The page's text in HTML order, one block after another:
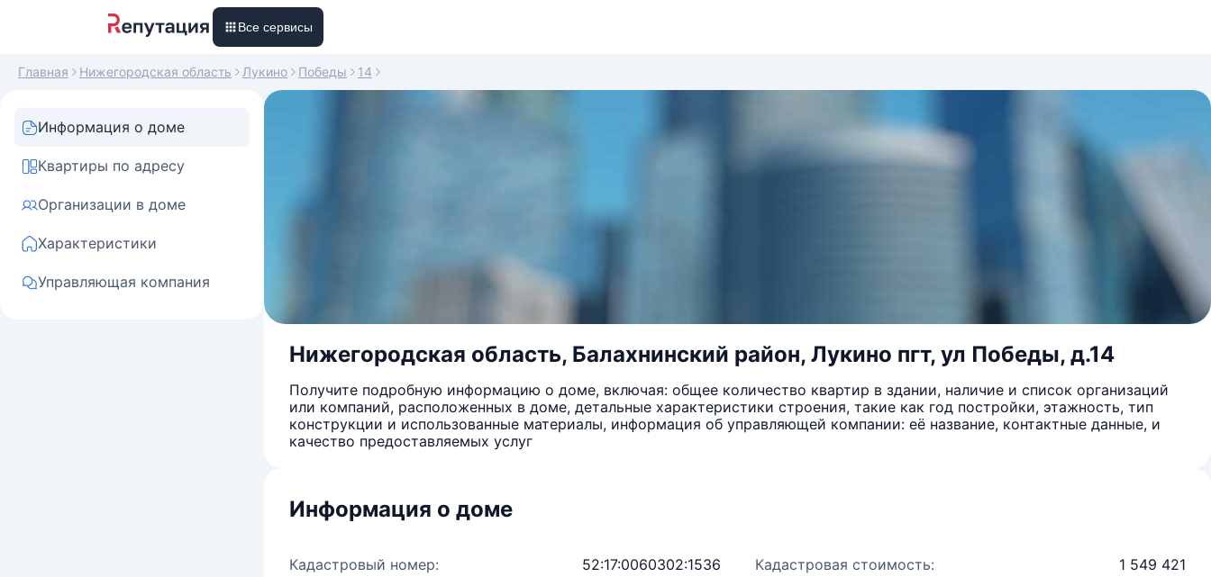
Все сервисы
Главная Нижегородская область Лукино Победы 14
Информация о доме
Квартиры по адресу
Организации в доме
Характеристики
Управляющая компания
Нижегородская область, Балахнинский район, Лукино пгт, ул Победы, д.14
Получите подробную информацию о доме, включая: общее количество квартир в здании, наличие и список организаций
или компаний, расположенных в доме, детальные характеристики строения, такие как год постройки, этажность, тип
конструкции и использованные материалы, информация об управляющей компании: её название, контактные данные, и
качество предоставляемых услуг
Информация о доме
Кадастровый номер: 52:17:0060302:1536 Кадастровая стоимость: 1 549 421